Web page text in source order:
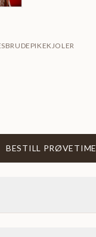
BRUDEPIKEKJOLER
BESTILL PRØVETIME